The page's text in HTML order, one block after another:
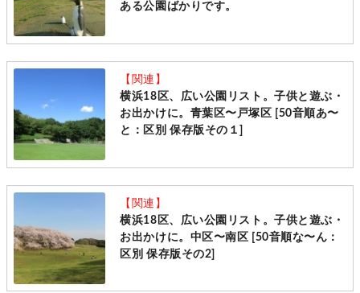
ある公園ばかりです。
【関連】
横浜18区、広い公園リスト。子供と遊ぶ・
お出かけに。青葉区〜戸塚区 [50音順あ〜
と：区別 保存版その１]
【関連】
横浜18区、広い公園リスト。子供と遊ぶ・
お出かけに。中区〜南区 [50音順な〜ん：
区別 保存版その2]